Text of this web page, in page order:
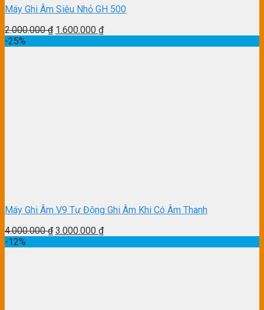
Máy Ghi Âm Siêu Nhỏ GH 500
2.000.000₫ 1.600.000 ₫
-25%
Máy Ghi Âm V9 Tự Động Ghi Âm Khi Có Âm Thanh
4.000.000₫ 3.000.000 ₫
-12%